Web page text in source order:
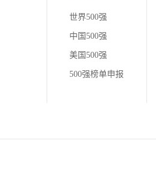
世界500强
中国500强
美国500强
500强榜单申报